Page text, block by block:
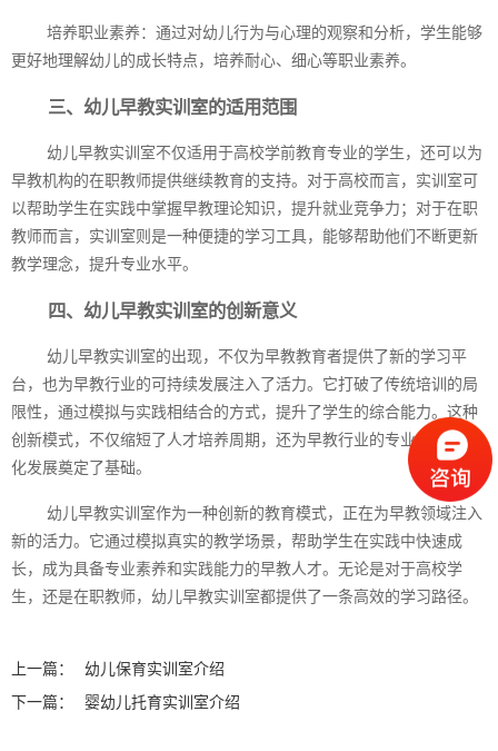
培养职业素养：通过对幼儿行为与心理的观察和分析，学生能够
更好地理解幼儿的成长特点，培养耐心、细心等职业素养。
三、幼儿早教实训室的适用范围
幼儿早教实训室不仅适用于高校学前教育专业的学生，还可以为
早教机构的在职教师提供继续教育的支持。对于高校而言，实训室可
以帮助学生在实践中掌握早教理论知识，提升就业竞争力；对于在职
教师而言，实训室则是一种便捷的学习工具，能够帮助他们不断更新
教学理念，提升专业水平。
四、幼儿早教实训室的创新意义
幼儿早教实训室的出现，不仅为早教教育者提供了新的学习平
台，也为早教行业的可持续发展注入了活力。它打破了传统培训的局
限性，通过模拟与实践相结合的方式，提升了学生的综合能力。这种
创新模式，不仅缩短了人才培养周期，还为早教行业的专业化、规范
化发展奠定了基础。
幼儿早教实训室作为一种创新的教育模式，正在为早教领域注入
新的活力。它通过模拟真实的教学场景，帮助学生在实践中快速成
长，成为具备专业素养和实践能力的早教人才。无论是对于高校学
生，还是在职教师，幼儿早教实训室都提供了一条高效的学习路径。
上一篇：
幼儿保育实训室介绍
下一篇：
婴幼儿托育实训室介绍